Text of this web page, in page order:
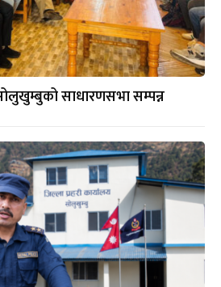
साधारणसभा सम्पन्न